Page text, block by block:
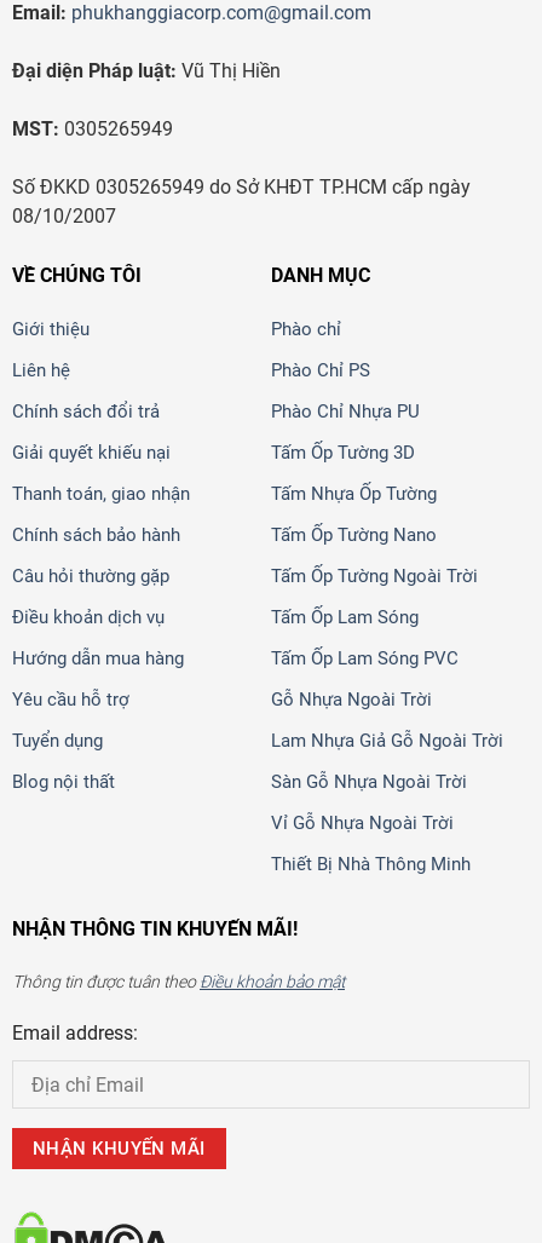
Email: phukhanggiacorp.com@gmail.com
Đại diện Pháp luật: Vũ Thị Hiền
MST: 0305265949
Số ĐKKD 0305265949 do Sở KHĐT TP.HCM cấp ngày
08/10/2007
VỀ CHÚNG TÔI
Giới thiệu
Liên hệ
Chính sách đổi trả
Giải quyết khiếu nại
Thanh toán, giao nhận
Chính sách bảo hành
Câu hỏi thường gặp
Điều khoản dịch vụ
Hướng dẫn mua hàng
Yêu cầu hỗ trợ
Tuyển dụng
Blog nội thất
DANH MỤC
Phào chỉ
Phào Chỉ PS
Phào Chỉ Nhựa PU
Tấm Ốp Tường 3D
Tấm Nhựa Ốp Tường
Tấm Ốp Tường Nano
Tấm Ốp Tường Ngoài Trời
Tấm Ốp Lam Sóng
Tấm Ốp Lam Sóng PVC
Gỗ Nhựa Ngoài Trời
Lam Nhựa Giả Gỗ Ngoài Trời
Sàn Gỗ Nhựa Ngoài Trời
Vỉ Gỗ Nhựa Ngoài Trời
Thiết Bị Nhà Thông Minh
NHẬN THÔNG TIN KHUYẾN MÃI!
Thông tin được tuân theoĐiều khoản bảo mật
Email address: